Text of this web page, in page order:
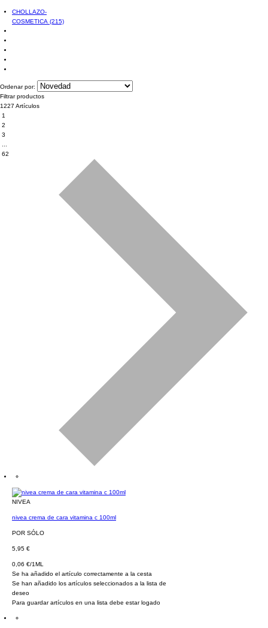
CHOLLAZO-
COSMETICA (215)
Ordenar por:
Filtrar productos
1227 Artículos
1
2
3
62
NIVEA
nivea crema de cara vitamina c 100ml
POR SÓLO
5,95 €
0,06 €/1ML
Se ha añadido el artículo correctamente a la cesta
Se han añadido los artículos seleccionados a la lista de
deseo
Para guardar artículos en una lista debe estar logado